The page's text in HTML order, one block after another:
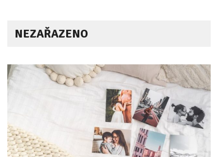
NEZAŘAZENO